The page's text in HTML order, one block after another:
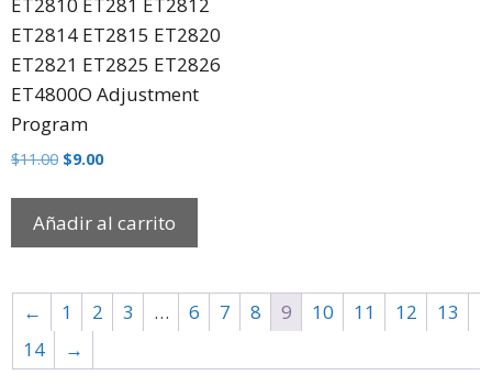
ET2814 ET2815 ET2820
ET2821 ET2825 ET2826
ET4800O Adjustment
Program
$11.00 $9.00
Añadir al carrito
← 1 2 3 … 6 7 8 9 10 11 12
13
14
→